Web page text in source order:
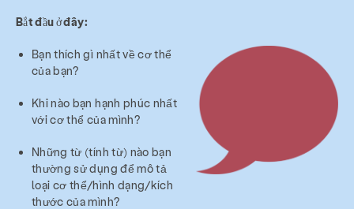
Bắt đầu ở đây:
Bạn thích gì nhất về cơ thể
của bạn?
Khi nào bạn hạnh phúc nhất
với cơ thể của mình?
Những từ (tính từ) nào bạn
thường sử dụng để mô tả
loại cơ thể/hình dạng/kích
thước của mình?